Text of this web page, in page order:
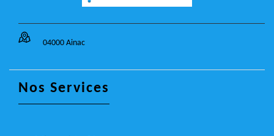
04000 Ainac
Nos Services